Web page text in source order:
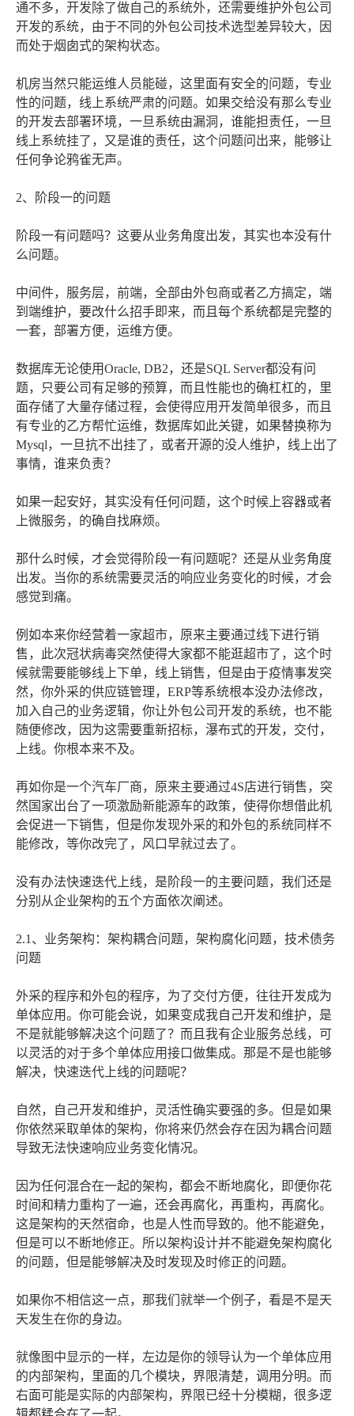
通不多，开发除了做自己的系统外，还需要维护外包公司
开发的系统，由于不同的外包公司技术选型差异较大，因
而处于烟囱式的架构状态。
机房当然只能运维人员能碰，这里面有安全的问题，专业
性的问题，线上系统严肃的问题。如果交给没有那么专业
的开发去部署环境，一旦系统由漏洞，谁能担责任，一旦
线上系统挂了，又是谁的责任，这个问题问出来，能够让
任何争论鸦雀无声。
2、阶段一的问题
阶段一有问题吗？这要从业务角度出发，其实也本没有什
么问题。
中间件，服务层，前端，全部由外包商或者乙方搞定，端
到端维护，要改什么招手即来，而且每个系统都是完整的
一套，部署方便，运维方便。
数据库无论使用Oracle, DB2，还是SQL Server都没有问
题，只要公司有足够的预算，而且性能也的确杠杠的，里
面存储了大量存储过程，会使得应用开发简单很多，而且
有专业的乙方帮忙运维，数据库如此关键，如果替换称为
Mysql，一旦抗不出挂了，或者开源的没人维护，线上出了
事情，谁来负责？
如果一起安好，其实没有任何问题，这个时候上容器或者
上微服务，的确自找麻烦。
那什么时候，才会觉得阶段一有问题呢？还是从业务角度
出发。当你的系统需要灵活的响应业务变化的时候，才会
感觉到痛。
例如本来你经营着一家超市，原来主要通过线下进行销
售，此次冠状病毒突然使得大家都不能逛超市了，这个时
候就需要能够线上下单，线上销售，但是由于疫情事发突
然，你外采的供应链管理，ERP等系统根本没办法修改，
加入自己的业务逻辑，你让外包公司开发的系统，也不能
随便修改，因为这需要重新招标，瀑布式的开发，交付，
上线。你根本来不及。
再如你是一个汽车厂商，原来主要通过4S店进行销售，突
然国家出台了一项激励新能源车的政策，使得你想借此机
会促进一下销售，但是你发现外采的和外包的系统同样不
能修改，等你改完了，风口早就过去了。
没有办法快速迭代上线，是阶段一的主要问题，我们还是
分别从企业架构的五个方面依次阐述。
2.1、业务架构：架构耦合问题，架构腐化问题，技术债务
问题
外采的程序和外包的程序，为了交付方便，往往开发成为
单体应用。你可能会说，如果变成我自己开发和维护，是
不是就能够解决这个问题了？而且我有企业服务总线，可
以灵活的对于多个单体应用接口做集成。那是不是也能够
解决，快速迭代上线的问题呢？
自然，自己开发和维护，灵活性确实要强的多。但是如果
你依然采取单体的架构，你将来仍然会存在因为耦合问题
导致无法快速响应业务变化情况。
因为任何混合在一起的架构，都会不断地腐化，即便你花
时间和精力重构了一遍，还会再腐化，再重构，再腐化。
这是架构的天然宿命，也是人性而导致的。他不能避免，
但是可以不断地修正。所以架构设计并不能避免架构腐化
的问题，但是能够解决及时发现及时修正的问题。
如果你不相信这一点，那我们就举一个例子，看是不是天
天发生在你的身边。
就像图中显示的一样，左边是你的领导认为一个单体应用
的内部架构，里面的几个模块，界限清楚，调用分明。而
右面可能是实际的内部架构，界限已经十分模糊，很多逻